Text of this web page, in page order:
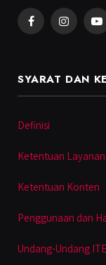
FacebookInstagram
SYARAT DAN
Definisi
Ketentuan Layanan
Ketentuan Konten
Penggunaan dan
Undang-Undang ITE